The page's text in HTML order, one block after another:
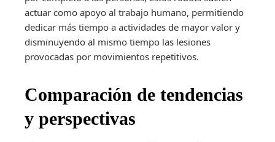
actuar como apoyo al trabajo humano, permitiendo
dedicar más tiempo a actividades de mayor valor y
disminuyendo al mismo tiempo las lesiones
provocadas por movimientos repetitivos.
Comparación de tendencias
y perspectivas